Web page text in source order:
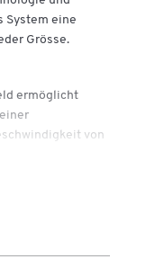
System eine
Grösse.
ermöglicht
von
22,5 Seiten pro